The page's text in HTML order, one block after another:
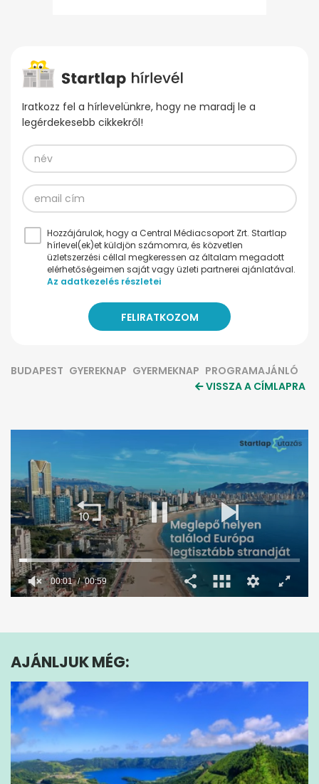
Iratkozz fel a hírlevelünkre, hogy ne maradj le a
legérdekesebb cikkekről!
Hozzájárulok, hogy a Central Médiacsoport Zrt. Startlap
hírlevel(ek)et küldjön számomra, és közvetlen
üzletszerzési céllal megkeressen az általam megadott
elérhetőségeimen saját vagy üzleti partnerei ajánlatával.
Az adatkezelés részletei
BUDAPEST GYEREKNAP GYERMEKNAP PROGRAMAJÁNLÓ
VISSZA A CÍMLAPRA
59
AJÁNLJUK MÉG: